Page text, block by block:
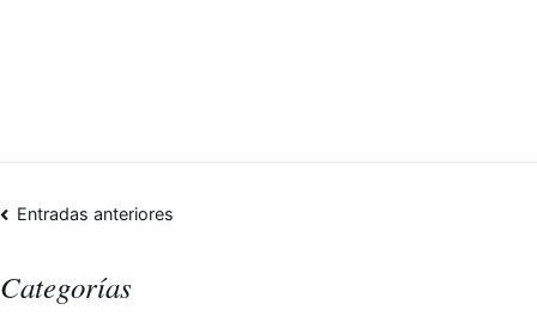
Navegación
Entradas anteriores
Categorías